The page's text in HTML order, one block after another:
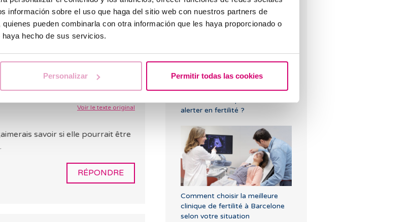
información sobre el uso que haga del sitio web con nuestros partners de
pueden combinarla con otra información que les haya proporcionado o
hecho de sus servicios.
Personalizar Permitir todas las cookies
RÉPONDRE
Voir le texte original
savoir si elle pourrait être
RÉPONDRE
l’ovaire polykystique.
Quels douleurs pelviennes sont
alerter en fertilité ?
Comment choisir la meilleure
clinique de fertilité à Barcelone
selon votre situation